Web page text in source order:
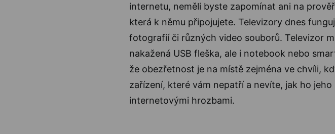
internetu, neměli byste zapomínat ani na
která k němu připojujete. Televizory dnes
fotografií či různých video souborů. Televizor
nakažená USB fleška, ale i notebook nebo
že obezřetnost je na místě zejména ve chvíli,
zařízení, které vám nepatří a nevíte, jak ho
internetovými hrozbami.